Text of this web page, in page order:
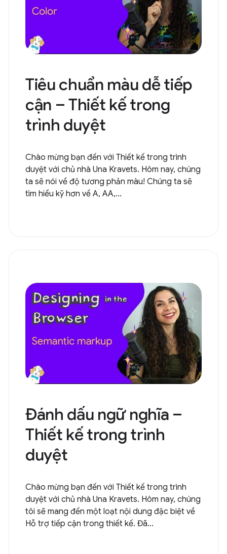
Tiêu chuẩn màu dễ tiếp
cận – Thiết kế trong
trình duyệt
Chào mừng bạn đến với Thiết kế trong trình
duyệt với chủ nhà Una Kravets. Hôm nay, chúng
ta sẽ nói về độ tương phản màu! Chúng ta sẽ
tìm hiểu kỹ hơn về A, AA,...
Đánh dấu ngữ nghĩa –
Thiết kế trong trình
duyệt
Chào mừng bạn đến với Thiết kế trong trình
duyệt với chủ nhà Una Kravets. Hôm nay, chúng
tôi sẽ mang đến một loạt nội dung đặc biệt về
Hỗ trợ tiếp cận trong thiết kế. Đã...